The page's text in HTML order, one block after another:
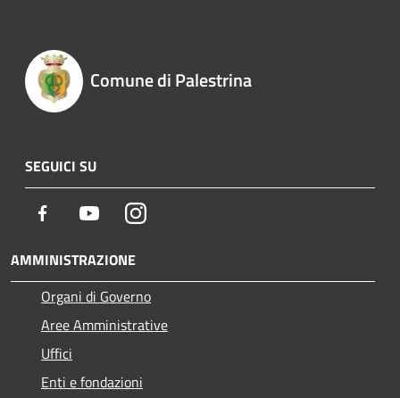
Comune di Palestrina
SEGUICI SU
Facebook YoutubeInstagram
AMMINISTRAZIONE
Organi di Governo
Aree Amministrative
Uffici
Enti e fondazioni